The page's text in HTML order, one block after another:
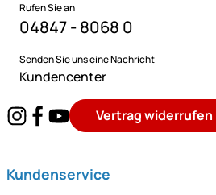
Rufen Sie an
04847 - 8068 0
Senden Sie uns eine Nachricht
Kundencenter
Vertrag widerrufen
Kundenservice